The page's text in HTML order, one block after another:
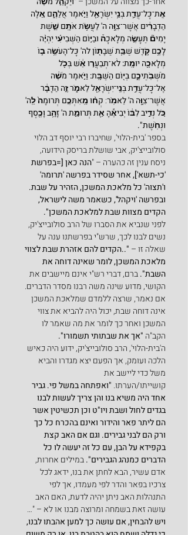
אֶֽת־כָּל־עֲדַ֛ת בְּנֵ֥י יִשְׂרָאֵ֖ל וַיֹּ֣אמֶר אֲלֵהֶ֑ם אֵ֚לֶּה
הַדְּבָרִ֔ים אֲשֶׁר־צִוָּ֥ה ה' לַעֲשֹׂ֥ת אֹתָֽם שֵׁ֣שֶׁת
יָמִים֘ תֵּעָשֶׂ֣ה מְלָאכָה֒ וּבַיּ֣וֹם הַשְּׁבִיעִ֗י יִהְיֶ֨ה
לָכֶ֥ם קֹ֛דֶשׁ שַׁבַּ֥ת שַׁבָּת֖וֹן לה' כָּל־הָעֹשֶׂ֥ה ב֛וֹ
מְלָאכָ֖ה יוּמָֽת: לֹא־תְבַעֲר֣וּ אֵ֔שׁ בְּכֹ֖ל
מֹשְׁבֹֽתֵיכֶ֑ם בְּי֖וֹם הַשַּׁבָּֽת: וַיֹּ֣אמֶר מֹשֶׁ֔ה
אֶל־כָּל־עֲדַ֥ת בְּנֵֽי־יִשְׂרָאֵ֖ל לֵאמֹ֑ר זֶ֣ה הַדָּבָ֔ר
אֲשֶׁר־צִוָּ֥ה ה' לֵאמֹֽר: קְח֨וּ מֵֽאִתְּכֶ֤ם תְּרוּמָה֙ לַֽה'
כֹּ֚ל נְדִ֣יב לִבּ֔וֹ יְבִיאֶ֕הָ אֵ֖ת תְּרוּמַ֣ת ה' זָהָ֥ב וָכֶ֖סֶף
וּנְחֹֽשֶׁת".
בספר 'בית-הלוי', שחיברו רבי יוסף דב הלוי
סולובייצ'יק, אבי שושלת בריסק הידועה,
ניסח ענין זה כהערה – "הנה כאן [=בפרשת
'כי-תשא'], אחר שסידר בפרשה 'תרומה'
ו'תצוה' כל מלאכת המשכן, הזהיר על שבת.
ובפרשה 'ויקהל', כשאמר משה לישראל,
הקדים מצוות שבת למלאכת המשכן".
לפני שנביא את הסברו של הרב סולובייצ'יק,
נשים לבנו לכך, שרש"י בפרשתנו ענה על
שאלה זו – "..הקדים להם אזהרת שבת לצווי
מלאכת המשכן, לומר שאינה דוחה את
השבת". ברם, דברי רש"י אינם מיישבים את
הקושי, מדוע שינה משה רבנו מסדר הדברים.
אם נאמר, שרצה ללמדם שמלאכת המשכן
אינה דוחה שבת, יכול היה להביא את צווי
המשכן ואחר כך לומר את מה שאמר לו
הקב"ה "אך את שבתותי תשמורו".
ה'בית-הלוי', הרב סולובייצ'יק, ידוע היה כאיש
הלכה ועומק, אך הפעם יצא מגדרו והביא
משל כדי ליישב את
קושייתו/הערתו. "ואפתחה במשל פי. גביר
אחד היה משיא בנו והן צריך לעשות לבנו
בגדים לחול ושבת ויו"ט וכן תכשיטין אשר
הם ליתר פאר והידור ואינם בהכרח כל כך
ורק הם לבני גבירים. וגם אם האב קצת
בקפידא על הבן, עם כל זה יעשה לו כל
הדברים כמנהג הגבירים". במילים אחרות,
אדם עשיר, הבא לחתן את בנו, ידאג לכל
צרכיו בפאר והדר לפי מעמדו, אך לפי
התנהלות האב ניתן יהיה לדעת, האם האב
עושה זאת בשמחה ומרוצה מבנו או לא – "…
ויש להבחין, אם עושה כך למען אהבתו לבנו,